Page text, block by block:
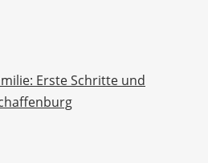
Erste Schritte und